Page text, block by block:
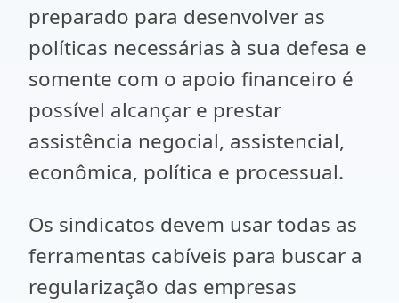
preparado para desenvolver as
políticas necessárias à sua defesa e
somente com o apoio financeiro é
possível alcançar e prestar
assistência negocial, assistencial,
econômica, política e processual.
Os sindicatos devem usar todas as
ferramentas cabíveis para buscar a
regularização das empresas